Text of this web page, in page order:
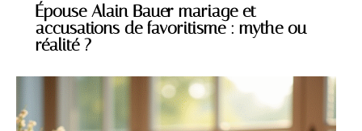
Épouse Alain Bauer mariage et
accusations de favoritisme : mythe ou
réalité ?